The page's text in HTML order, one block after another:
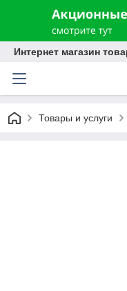
Интернет магазин
Товары и услуги